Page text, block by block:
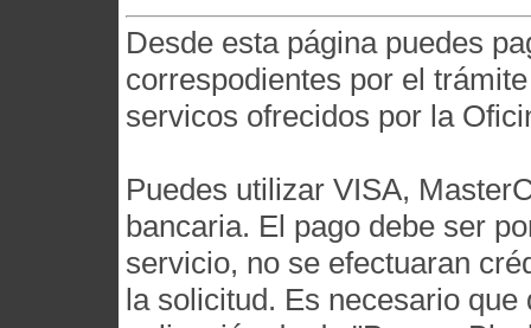
Desde esta página puedes
correspodientes por el
servicos ofrecidos por la
Puedes utilizar VISA,
bancaria. El pago debe ser
servicio, no se efectuaran
la solicitud. Es necesario